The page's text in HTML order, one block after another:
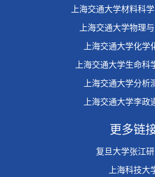
上海交通大学材料科
上海交通大学物理
上海交通大学化学
上海交通大学生命科
上海交通大学分析
上海交通大学李政
更多链
复旦大学张江
上海科技大